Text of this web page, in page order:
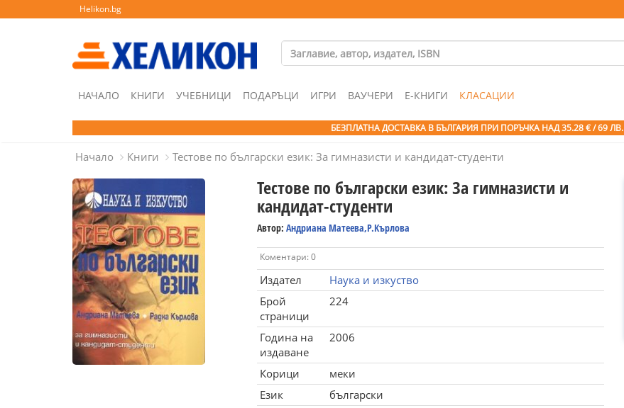
Helikon.bg
НАЧАЛО КНИГИ УЧЕБНИЦИ ПОДАРЪЦИ ИГРИ ВАУЧЕРИ Е-КНИГИ КЛАСАЦИИ
БЕЗПЛАТНА ДОСТАВКА В БЪЛГАРИЯ ПРИ ПОРЪЧКА НАД 35.28 € / 69 ЛВ.
Начало Книги Тестове по български език: За гимназисти и кандидат-студенти
Тестове по български език: За гимназисти и
кандидат-студенти
Автор: Андриана Матеева,Р.Кърлова
Коментари: 0
Издател
Наука и изкуство
Брой
страници
224
Година на
издаване
2006
Корици
меки
Език
български